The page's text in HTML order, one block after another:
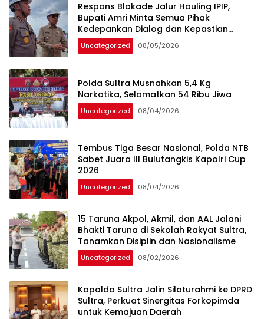
Respons Blokade Jalur Hauling IPIP,
Bupati Amri Minta Semua Pihak
Kedepankan Dialog dan Kepastian
Hukum
Uncategorized 08/05/2026
Polda Sultra Musnahkan 5,4 Kg
Narkotika, Selamatkan 54 Ribu Jiwa
Uncategorized 08/04/2026
Tembus Tiga Besar Nasional, Polda NTB
Sabet Juara III Bulutangkis Kapolri Cup
2026
Uncategorized 08/04/2026
15 Taruna Akpol, Akmil, dan AAL Jalani
Bhakti Taruna di Sekolah Rakyat Sultra,
Tanamkan Disiplin dan Nasionalisme
Uncategorized 08/02/2026
Kapolda Sultra Jalin Silaturahmi ke DPRD
Sultra, Perkuat Sinergitas Forkopimda
untuk Kemajuan Daerah